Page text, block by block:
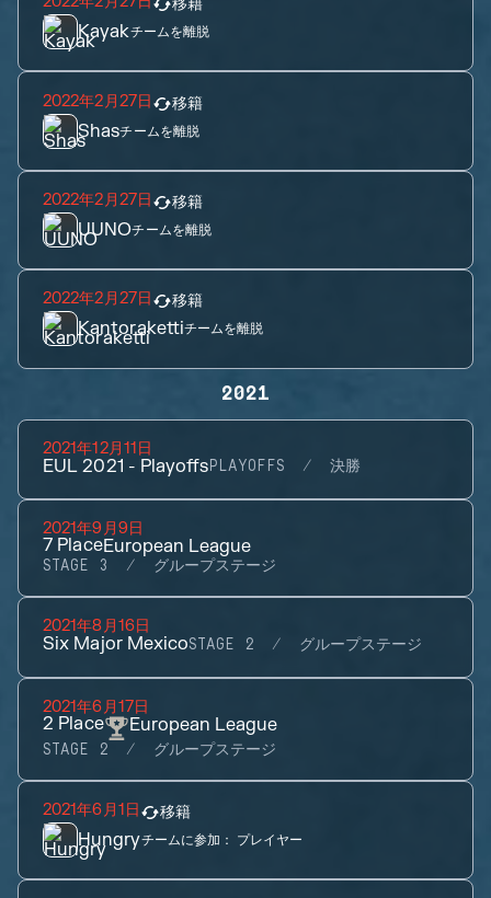
移籍
Kayakチームを離脱
2022年2月27日 移籍
Shasチームを離脱
2022年2月27日 移籍
UUNOチームを離脱
2022年2月27日 移籍
Kantorakettiチームを離脱
2021
2021年12月11日
EUL 2021 - PlayoffsPLAYOFFS 決勝
2021年9月9日
7 PlaceEuropean League
STAGE 3 グループステージ
2021年8月16日
Six Major MexicoSTAGE 2 グループステージ
2021年6月17日
2 Place European League
STAGE 2 グループステージ
2021年6月1日 移籍
Hungryチームに参加： プレイヤー